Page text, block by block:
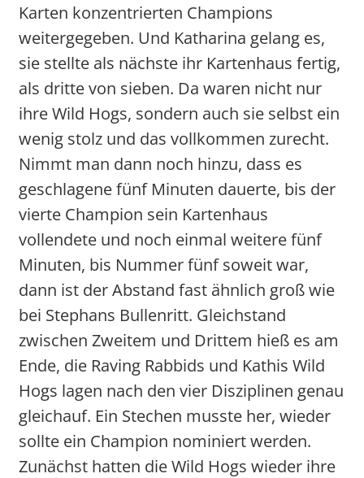
Karten konzentrierten Champions
weitergegeben. Und Katharina gelang es,
sie stellte als nächste ihr Kartenhaus fertig,
als dritte von sieben. Da waren nicht nur
ihre Wild Hogs, sondern auch sie selbst ein
wenig stolz und das vollkommen zurecht.
Nimmt man dann noch hinzu, dass es
geschlagene fünf Minuten dauerte, bis der
vierte Champion sein Kartenhaus
vollendete und noch einmal weitere fünf
Minuten, bis Nummer fünf soweit war,
dann ist der Abstand fast ähnlich groß wie
bei Stephans Bullenritt. Gleichstand
zwischen Zweitem und Drittem hieß es am
Ende, die Raving Rabbids und Kathis Wild
Hogs lagen nach den vier Disziplinen genau
gleichauf. Ein Stechen musste her, wieder
sollte ein Champion nominiert werden.
Zunächst hatten die Wild Hogs wieder ihre